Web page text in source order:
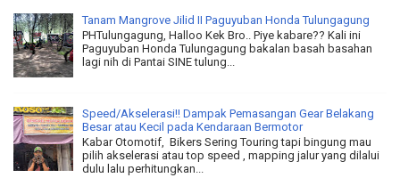
Tanam Mangrove Jilid II Paguyuban Honda Tulungagung
PHTulungagung, Halloo Kek Bro.. Piye kabare?? Kali ini
Paguyuban Honda Tulungagung bakalan basah basahan
lagi nih di Pantai SINE tulung...
Speed/Akselerasi!! Dampak Pemasangan Gear Belakang
Besar atau Kecil pada Kendaraan Bermotor
Kabar Otomotif, Bikers Sering Touring tapi bingung mau
pilih akselerasi atau top speed , mapping jalur yang dilalui
dulu lalu perhitungkan...